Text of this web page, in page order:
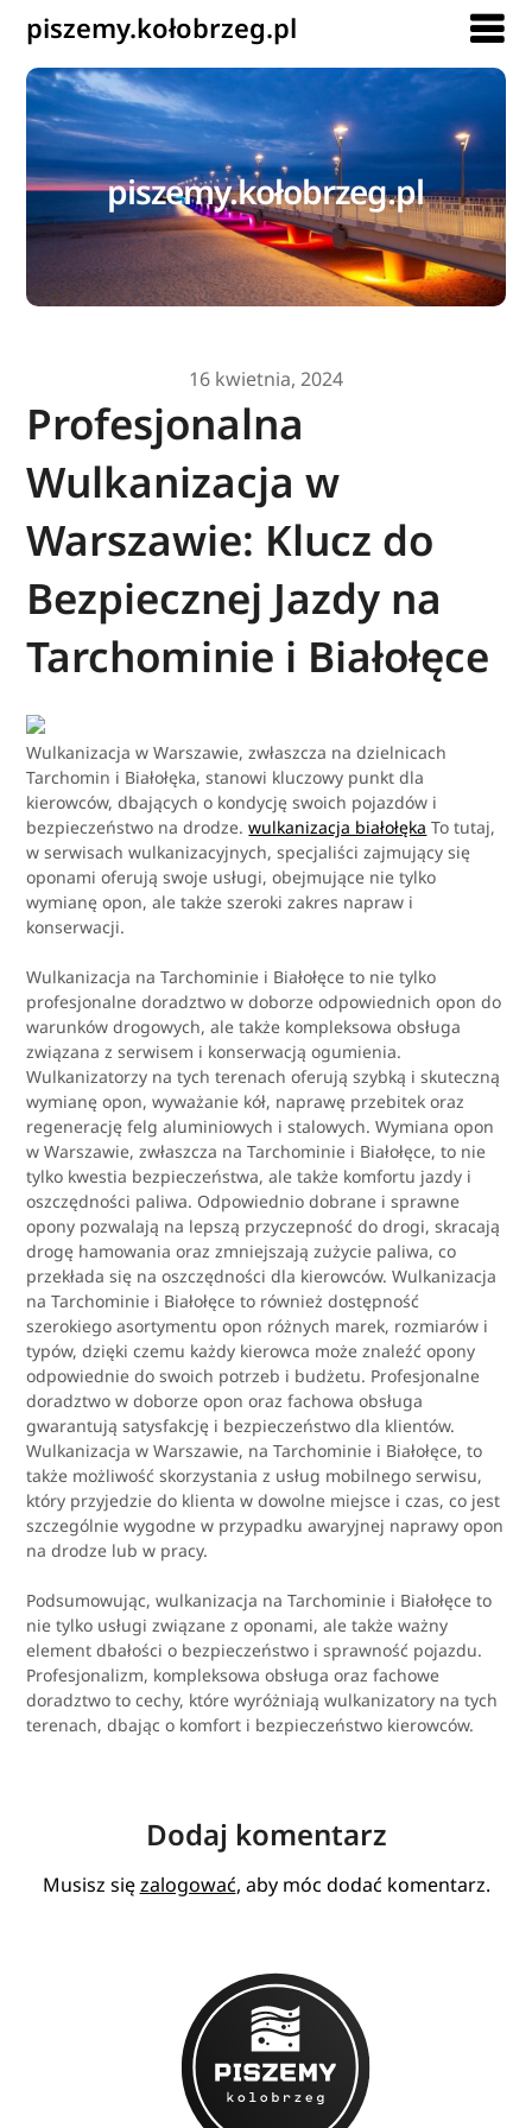
piszemy.kołobrzeg.pl
piszemy.kołobrzeg.pl
16 kwietnia, 2024
Profesjonalna
Wulkanizacja w
Warszawie: Klucz do
Bezpiecznej Jazdy na
Tarchominie i Białołęce
Wulkanizacja w Warszawie, zwłaszcza na dzielnicach
Tarchomin i Białołęka, stanowi kluczowy punkt dla
kierowców, dbających o kondycję swoich pojazdów i
bezpieczeństwo na drodze.wulkanizacja białołęka To tutaj,
w serwisach wulkanizacyjnych, specjaliści zajmujący się
oponami oferują swoje usługi, obejmujące nie tylko
wymianę opon, ale także szeroki zakres napraw i
konserwacji.
Wulkanizacja na Tarchominie i Białołęce to nie tylko
profesjonalne doradztwo w doborze odpowiednich opon do
warunków drogowych, ale także kompleksowa obsługa
związana z serwisem i konserwacją ogumienia.
Wulkanizatorzy na tych terenach oferują szybką i skuteczną
wymianę opon, wyważanie kół, naprawę przebitek oraz
regenerację felg aluminiowych i stalowych. Wymiana opon
w Warszawie, zwłaszcza na Tarchominie i Białołęce, to nie
tylko kwestia bezpieczeństwa, ale także komfortu jazdy i
oszczędności paliwa. Odpowiednio dobrane i sprawne
opony pozwalają na lepszą przyczepność do drogi, skracają
drogę hamowania oraz zmniejszają zużycie paliwa, co
przekłada się na oszczędności dla kierowców. Wulkanizacja
na Tarchominie i Białołęce to również dostępność
szerokiego asortymentu opon różnych marek, rozmiarów i
typów, dzięki czemu każdy kierowca może znaleźć opony
odpowiednie do swoich potrzeb i budżetu. Profesjonalne
doradztwo w doborze opon oraz fachowa obsługa
gwarantują satysfakcję i bezpieczeństwo dla klientów.
Wulkanizacja w Warszawie, na Tarchominie i Białołęce, to
także możliwość skorzystania z usług mobilnego serwisu,
który przyjedzie do klienta w dowolne miejsce i czas, co jest
szczególnie wygodne w przypadku awaryjnej naprawy opon
na drodze lub w pracy.
Podsumowując, wulkanizacja na Tarchominie i Białołęce to
nie tylko usługi związane z oponami, ale także ważny
element dbałości o bezpieczeństwo i sprawność pojazdu.
Profesjonalizm, kompleksowa obsługa oraz fachowe
doradztwo to cechy, które wyróżniają wulkanizatory na tych
terenach, dbając o komfort i bezpieczeństwo kierowców.
Dodaj komentarz
Musisz sięzalogować, aby móc dodać komentarz.